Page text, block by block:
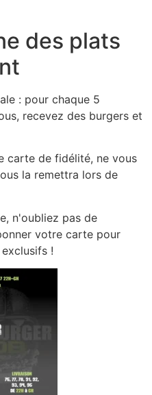
des plats
: pour chaque 5
recevez des burgers et
carte de fidélité, ne vous
la remettra lors de
n'oubliez pas de
votre carte pour
!